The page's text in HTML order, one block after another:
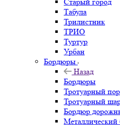
Табула
Трилистник
ТРИО
Туртур
Урбан
Бордюры
Назад
Бордюры
Тротуарный
Тротуарный
Бордюр